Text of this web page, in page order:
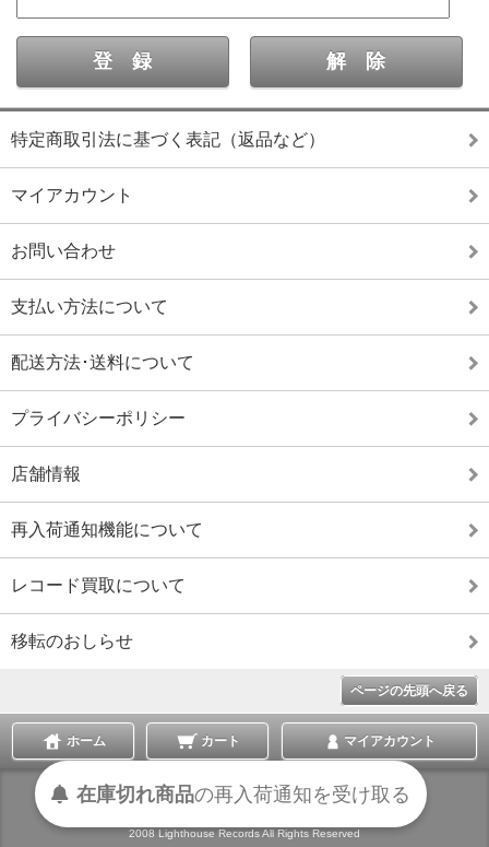
特定商取引法に基づく表記（返品など）
マイアカウント
お問い合わせ
支払い方法について
配送方法･送料について
プライバシーポリシー
店舗情報
再入荷通知機能について
レコード買取について
移転のおしらせ
ページの先頭へ戻る
ホーム カート マイアカウント
表示切替 :スマートフォン|PC版
2008 Lighthouse Records All Rights Reserved
在庫切れ商品の再入荷通知を受け取る